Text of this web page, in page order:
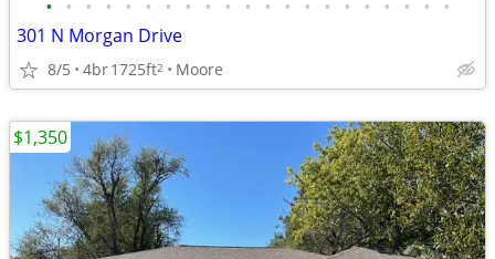
• • • • • • • • • • • • • • • • • • • • •
301 N Morgan Drive
8/5 4br1725ft2 Moore
$1,350